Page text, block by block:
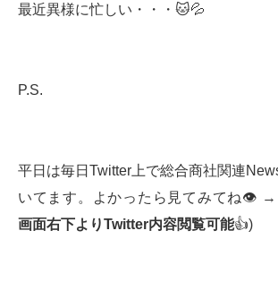
最近異様に忙しい・・・🐱💦
P.S.
平日は毎日Twitter上で総合商社関連
いてます。よかったら見てみてね👁 →
画面右下よりTwitter内容閲覧可能👍)